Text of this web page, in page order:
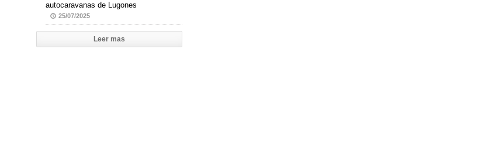
autocaravanas de Lugones
25/07/2025
Leer mas